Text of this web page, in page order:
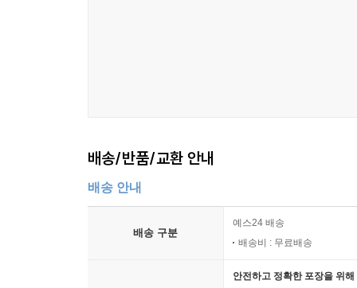
배송/반품/교환 안내
배송 안내
배송 구분
예스24 배송
배송비 : 무료배송
안전하고 정확한 포장을 위